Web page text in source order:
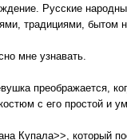
Русские
традициями, бытом
мне узнавать.
преображается,
с его простой и
Купала>>, который